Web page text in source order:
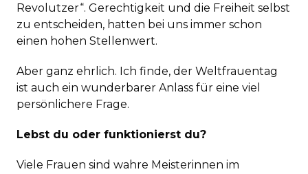
Revolutzer“. Gerechtigkeit und die Freiheit selbst
zu entscheiden, hatten bei uns immer schon
einen hohen Stellenwert.
Aber ganz ehrlich. Ich finde, der Weltfrauentag
ist auch ein wunderbarer Anlass für eine viel
persönlichere Frage.
Lebst du oder funktionierst du?
Viele Frauen sind wahre Meisterinnen im